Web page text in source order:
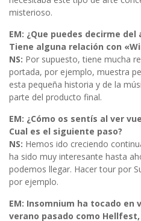
misterioso.
EM: ¿Que puedes decirme
Tiene alguna relación con
NS: Por supuesto, tiene mucha
portada, por ejemplo, muestra
esta pequeña historia y de la
parte del producto final.
EM: ¿Cómo os sentís al ver
Cual es el siguiente paso?
NS: Hemos ido creciendo
ha sido muy interesante hasta
podemos llegar. Hacer tour por
por ejemplo.
EM: Insomnium ha tocado
verano pasado como